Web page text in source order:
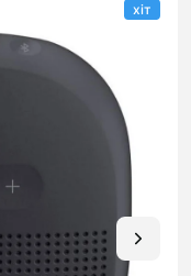
хіт